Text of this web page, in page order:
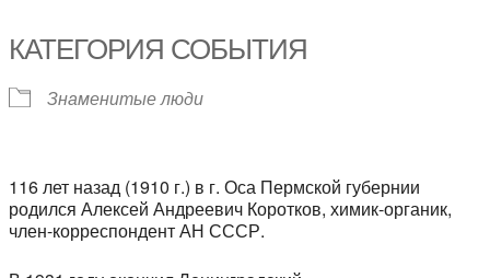
КАТЕГОРИЯ СОБЫТИЯ
Знаменитые люди
116лет назад (1910 г.) в г. Оса Пермской губернии
родился Алексей Андреевич Коротков, химик-органик,
член-корреспондент АН СССР.